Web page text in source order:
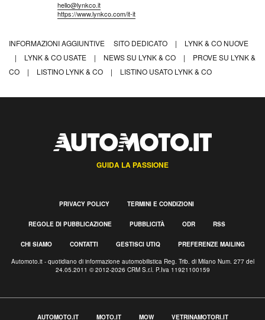
hello@lynkco.it
https://www.lynkco.com/it-it
INFORMAZIONI AGGIUNTIVE SITO DEDICATO |
LYNK & CO NUOVE
|
LYNK & CO USATE | NEWS SU LYNK & CO |
PROVE SU LYNK &
CO
| LISTINO LYNK & CO | LISTINO USATO LYNK & CO
GUIDA LA PASSIONE
PRIVACY POLICY TERMINI E CONDIZIONI
REGOLE DI PUBBLICAZIONE PUBBLICITÀ ODR RSS
CHI SIAMO CONTATTI GESTISCI UTIQ PREFERENZE MAILING
Automoto.it - quotidiano di informazione automobilistica Reg. Trib. di Milano Num. 277 del
24.05.2011 © 2012-2026 CRM S.r.l. P.Iva 11921100159
AUTOMOTO.IT MOTO.IT MOW VETRINAMOTORI.IT